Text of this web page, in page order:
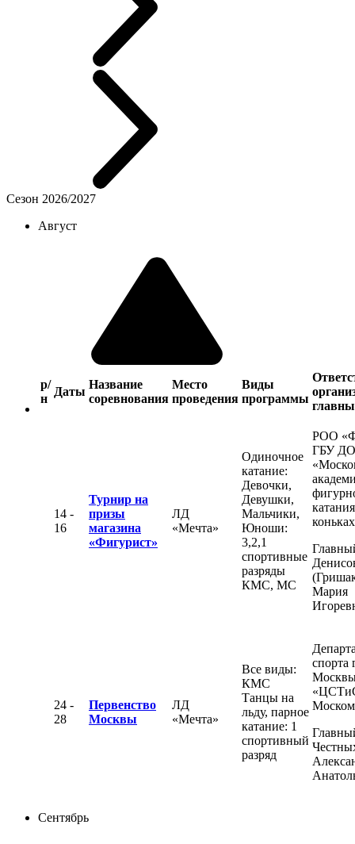
Сезон 2026/2027
Август
р/
н
Даты
Название
соревнования
Место
проведения
Виды
программы
14 -
16
Турнир на
призы
магазина
«Фигурист»
ЛД
«Мечта»
Одиночное
катание:
Девочки,
Девушки,
Мальчики,
Юноши:
3,2,1
спортивные
разряды
КМС, МС
РОО
ГБУ ДО
Мария
24 -
28
Первенство
Москвы
ЛД
«Мечта»
Все виды:
КМС
Танцы на
льду, парное
катание: 1
спортивный
разряд
спорта
Сентябрь